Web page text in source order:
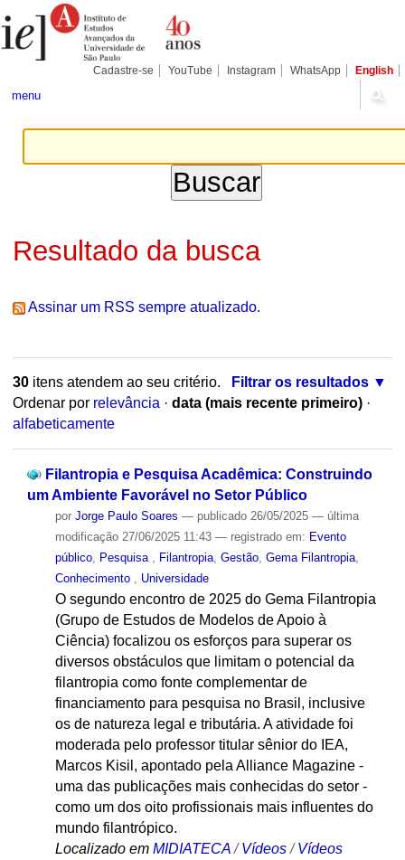
para
conteúdo.
Pessoais
Cadastre-se YouTube Instagram WhatsApp English
menu
Resultado da busca
Assinar um RSS sempre atualizado.
30itens atendem ao seu critério.
Filtrar os resultados
Ordenar por relevância · data (mais recente primeiro) ·
alfabeticamente
Filantropia e Pesquisa Acadêmica: Construindo
um Ambiente Favorável no Setor Público
por Jorge Paulo Soares — publicado26/05/2025 — última
modificação27/06/2025 11:43 — registrado em: Evento
público, Pesquisa Filantropia, Gestão, Gema Filantropia,
Conhecimento
Universidade
O segundo encontro de 2025 do Gema Filantropia
(Grupo de Estudos de Modelos de Apoio à
Ciência) focalizou os esforços para superar os
diversos obstáculos que limitam o potencial da
filantropia como fonte complementar de
financiamento para pesquisa no Brasil, inclusive
os de natureza legal e tributária. A atividade foi
moderada pelo professor titular sênior do IEA,
Marcos Kisil, apontado pela Alliance Magazine -
uma das publicações mais conhecidas do setor -
como um dos oito profissionais mais influentes do
mundo filantrópico.
Localizado em MIDIATECA /Vídeos /Vídeos